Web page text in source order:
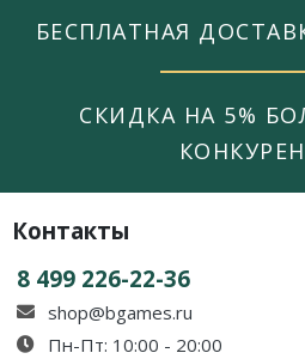
БЕСПЛАТНАЯ
СКИДКА НА 5%
Контакты
8 499 226-22-36
shop@bgames.ru
Пн-Пт: 10:00 - 20:00